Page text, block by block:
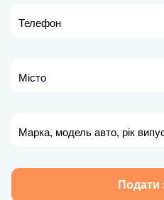
Телефон
Місто
Марка, модель авто, рік
Подати